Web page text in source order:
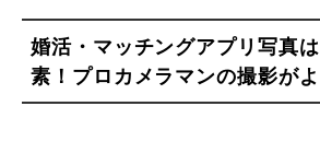
婚活・マッチングアプリ写真
素！プロカメラマンの撮影が